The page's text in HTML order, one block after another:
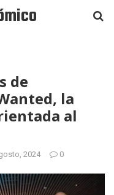
de
la
al
2024 0